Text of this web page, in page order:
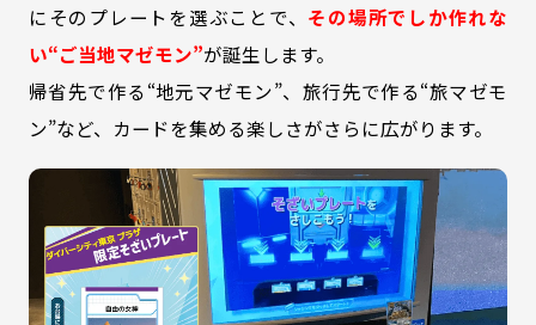
にそのプレートを選ぶことで、 その場所でしか作れな
い“ご当地マゼモン”が誕生します。
帰省先で作る“地元マゼモン”、旅行先で作る“旅マゼモ
ン”など、カードを集める楽しさがさらに広がります。